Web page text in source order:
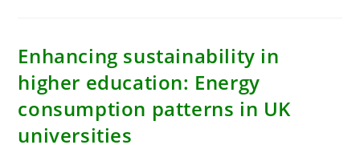
European
Countries:
Time‐
Series
Cluster
Analysis
Enhancing sustainability in
higher education: Energy
consumption patterns in UK
universities